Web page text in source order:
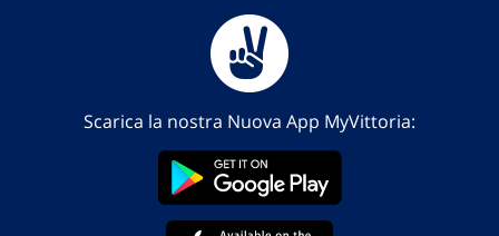
Scarica la nostra Nuova App MyVittoria: